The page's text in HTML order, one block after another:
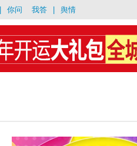
你问 我答 舆情